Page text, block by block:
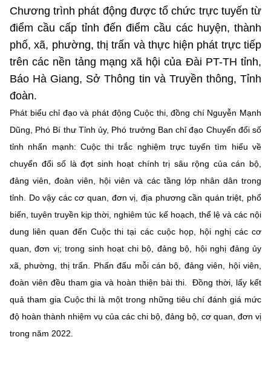
Chương trình phát động được tổ chức trực tuyến từ
điểm cầu cấp tỉnh đến điểm cầu các huyện, thành
phố, xã, phường, thị trấn và thực hiện phát trực tiếp
trên các nền tảng mạng xã hội của Đài PT-TH tỉnh,
Báo Hà Giang, Sở Thông tin và Truyền thông, Tỉnh
đoàn.
Phát biểu chỉ đạo và phát động Cuộc thi, đồng chí Nguyễn Mạnh
Dũng, Phó Bí thư Tỉnh ủy, Phó trưởng Ban chỉ đạo Chuyển đổi số
tỉnh nhấn mạnh: Cuộc thi trắc nghiệm trực tuyến tìm hiểu về
chuyển đổi số là đợt sinh hoạt chính trị sâu rộng của cán bộ,
đảng viên, đoàn viên, hội viên và các tầng lớp nhân dân trong
tỉnh. Do vậy các cơ quan, đơn vị, địa phương cần quán triệt, phổ
biến, tuyên truyền kịp thời, nghiêm túc kế hoạch, thể lệ và các nội
dung liên quan đến Cuộc thi tại các cuộc họp, hội nghị các cơ
quan, đơn vị; trong sinh hoạt chi bộ, đảng bộ, hội nghị đảng ủy
xã, phường, thị trấn. Phấn đấu mỗi cán bộ, đảng viên, hội viên,
đoàn viên đều tham gia và hoàn thiện bài thi. Đồng thời, lấy kết
quả tham gia Cuộc thi là một trong những tiêu chí đánh giá mức
độ hoàn thành nhiệm vụ của các chi bộ, đảng bộ, cơ quan, đơn vị
trong năm 2022.